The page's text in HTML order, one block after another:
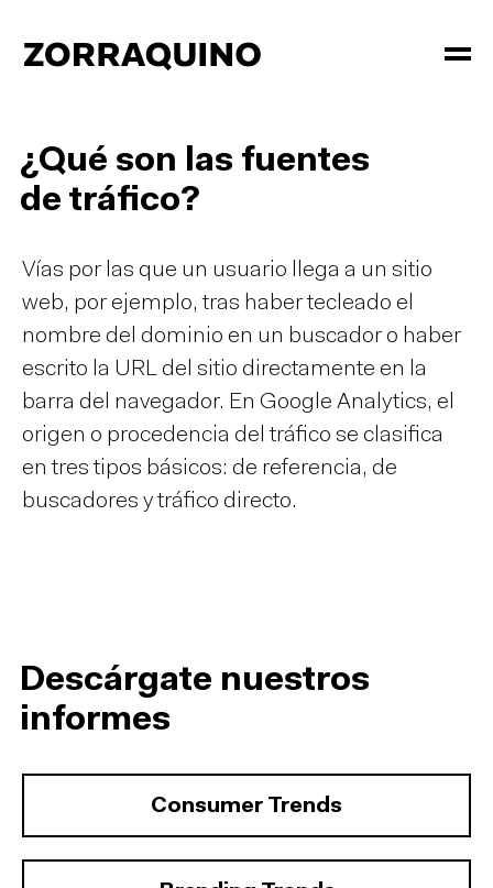
¿Qué son las fuentes
de tráfico?
Vías por las que un usuario llega a un sitio
web, por ejemplo, tras haber tecleado el
nombre del dominio en un buscador o haber
escrito la URL del sitio directamente en la
barra del navegador. En Google Analytics, el
origen o procedencia del tráfico se clasifica
en tres tipos básicos: de referencia, de
buscadores y tráfico directo.
Descárgate nuestros
informes
Consumer Trends